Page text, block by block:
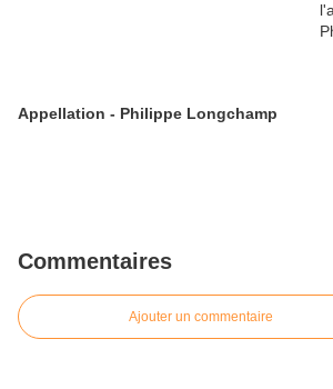
Appellation - Philippe Longchamp
Commentaires
Ajouter un commentaire